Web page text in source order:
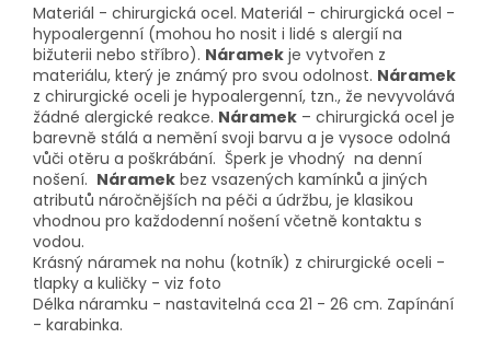
Materiál - chirurgická ocel. Materiál - chirurgická ocel -
hypoalergenní (mohou ho nosit i lidé s alergií na
bižuterii nebo stříbro). Náramek je vytvořen z
materiálu, který je známý pro svou odolnost. Náramek
z chirurgické oceli je hypoalergenní, tzn., že nevyvolává
žádné alergické reakce. Náramek – chirurgická ocel je
barevně stálá a nemění svoji barvu a je vysoce odolná
vůči otěru a poškrábání. Šperk je vhodný na denní
nošení. Náramek bez vsazených kamínků a jiných
atributů náročnějších na péči a údržbu, je klasikou
vhodnou pro každodenní nošení včetně kontaktu s
vodou.
Krásný náramek na nohu (kotník) z chirurgické oceli -
tlapky a kuličky - viz foto
Délka náramku - nastavitelná cca 21 - 26 cm. Zapínání
- karabinka.